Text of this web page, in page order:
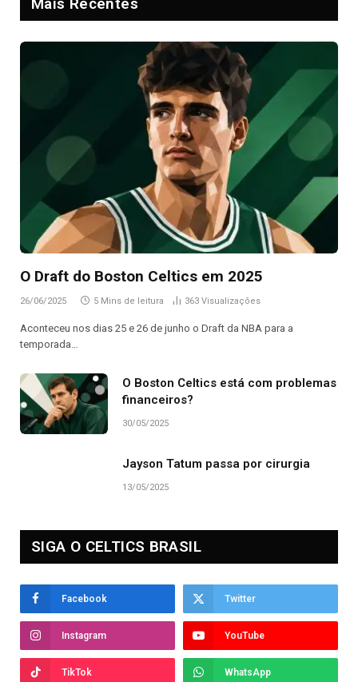
O Draft do Boston Celtics em 2025
26/06/2025 5 Mins de leitura 363 Visualizações
Aconteceu nos dias 25 e 26 de junho o Draft da NBA para a
temporada…
O Boston Celtics está com problemas
financeiros?
30/05/2025
Jayson Tatum passa por cirurgia
13/05/2025
SIGA O CELTICS BRASIL
Facebook Twitter
Instagram YouTube
TikTok WhatsApp